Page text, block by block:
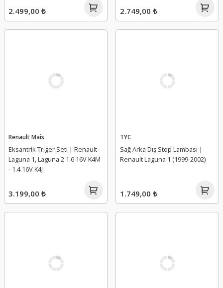
2.499,00 ₺ 2.749,00 ₺
Renault Mais
Eksantrik Triger Seti | Renault
Laguna 1, Laguna 2 1.6 16V K4M
- 1.4 16V K4J
3.199,00 ₺
TYC
Sağ Arka Dış Stop Lambası |
Renault Laguna 1 (1999-2002)
1.749,00 ₺